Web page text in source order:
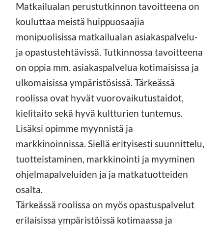
Matkailualan perustutkinnon tavoitteena on
kouluttaa meistä huippuosaajia
monipuolisissa matkailualan asiakaspalvelu-
ja opastustehtävissä. Tutkinnossa tavoitteena
on oppia mm. asiakaspalvelua kotimaisissa ja
ulkomaisissa ympäristösissä. Tärkeässä
roolissa ovat hyvät vuorovaikutustaidot,
kielitaito sekä hyvä kultturien tuntemus.
Lisäksi opimme myynnistä ja
markkinoinnissa. Siellä erityisesti suunnittelu,
tuotteistaminen, markkinointi ja myyminen
ohjelmapalveluiden ja ja matkatuotteiden
osalta.
Tärkeässä roolissa on myös opastuspalvelut
erilaisissa ympäristöissä kotimaassa ja